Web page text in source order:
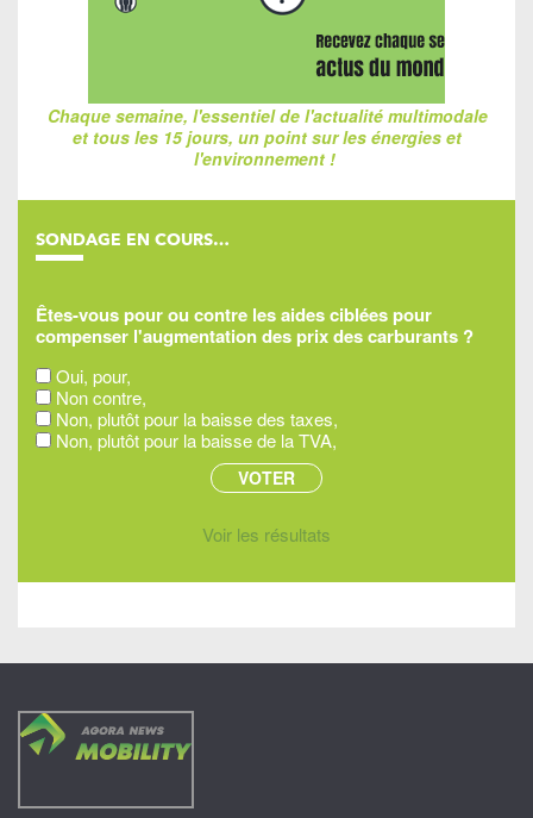
Chaque semaine, l'essentiel de l'actualité multimodale
et tous les 15 jours, un point sur les énergies et
l'environnement !
SONDAGE EN COURS…
Êtes-vous pour ou contre les aides ciblées pour
compenser l'augmentation des prix des carburants ?
Oui, pour,
Non contre,
Non, plutôt pour la baisse des taxes,
Non, plutôt pour la baisse de la TVA,
Voir les résultats